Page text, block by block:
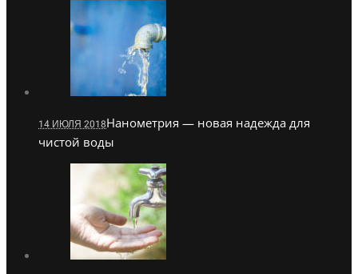
14 ИЮЛЯ 2018Нанометрия — новая надежда для
чистой воды